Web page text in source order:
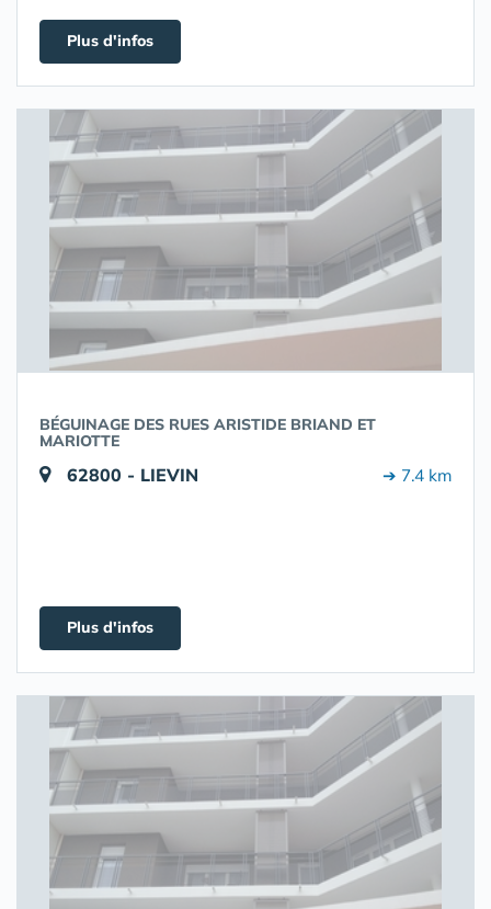
Plus d'infos
BÉGUINAGE DES RUES ARISTIDE BRIAND ET
MARIOTTE
62800 - LIEVIN ➔ 7.4 km
Plus d'infos